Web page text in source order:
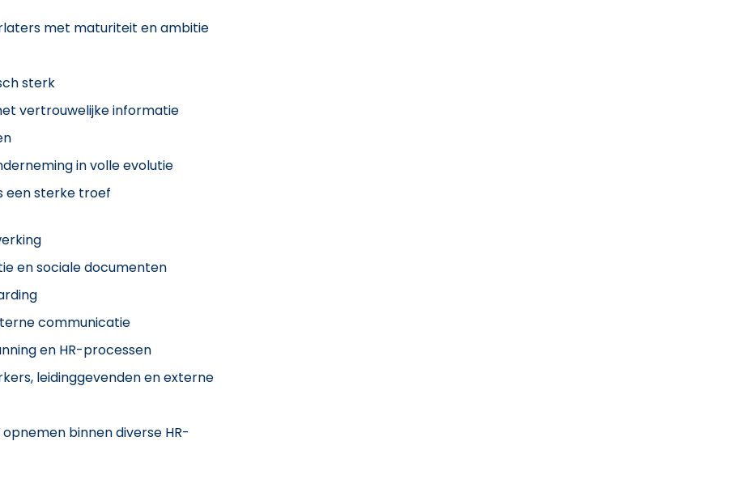
met maturiteit en ambitie
sterk
vertrouwelijke informatie
in volle evolutie
een sterke troef
en sociale documenten
communicatie
en HR-processen
leidinggevenden en externe
binnen diverse HR-